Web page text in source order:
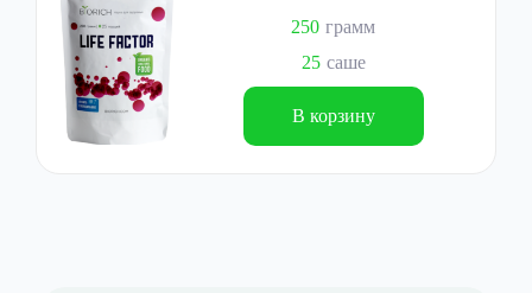
250 грамм
25 саше
В корзину